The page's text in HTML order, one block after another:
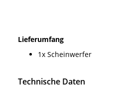
Lieferumfang
1x Scheinwerfer
Technische Daten